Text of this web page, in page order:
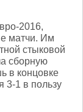
2016,
матчи. Им
стыковой
сборную
в концовке
3-1 в пользу